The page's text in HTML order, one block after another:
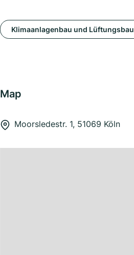
Klimaanlagenbau und Lüftungsbau
Map
Moorsledestr. 1, 51069 Köln